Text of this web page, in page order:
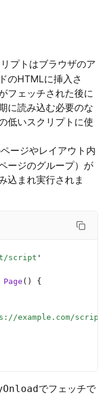
プトはブラウザのア
のHTMLに挿入さ
フェッチされた後に
に読み込む必要のな
低いスクリプトに使
ージやレイアウト内
ージのグループ）が
込まれ実行されま
script '
Page () {
example.com/
でフェッチで